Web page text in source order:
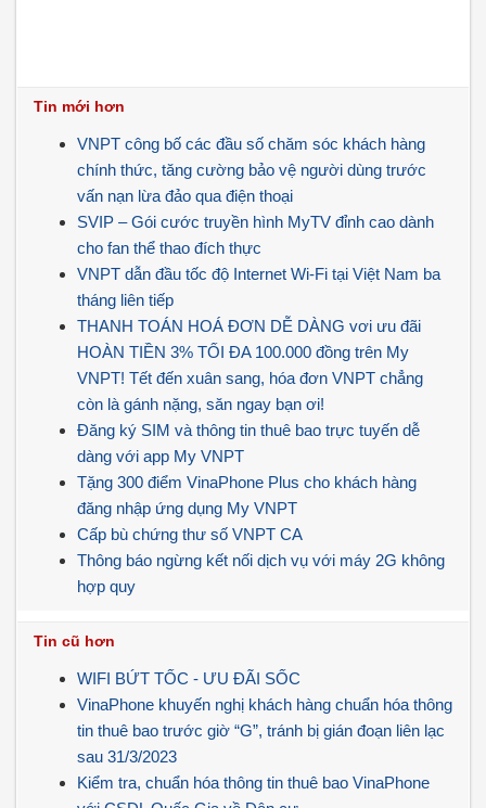
Tin mới hơn
VNPT công bố các đầu số chăm sóc khách hàng
chính thức, tăng cường bảo vệ người dùng trước
vấn nạn lừa đảo qua điện thoại
SVIP – Gói cước truyền hình MyTV đỉnh cao dành
cho fan thể thao đích thực
VNPT dẫn đầu tốc độ Internet Wi-Fi tại Việt Nam ba
tháng liên tiếp
THANH TOÁN HOÁ ĐƠN DỄ DÀNG vơi ưu đãi
HOÀN TIỀN 3% TỐI ĐA 100.000 đồng trên My
VNPT! Tết đến xuân sang, hóa đơn VNPT chẳng
còn là gánh nặng, săn ngay bạn ơi!
Đăng ký SIM và thông tin thuê bao trực tuyến dễ
dàng với app My VNPT
Tặng 300 điểm VinaPhone Plus cho khách hàng
đăng nhập ứng dụng My VNPT
Cấp bù chứng thư số VNPT CA
Thông báo ngừng kết nối dịch vụ với máy 2G không
hợp quy
Tin cũ hơn
WIFI BỨT TỐC - ƯU ĐÃI SỐC
VinaPhone khuyến nghị khách hàng chuẩn hóa thông
tin thuê bao trước giờ “G”, tránh bị gián đoạn liên lạc
sau 31/3/2023
Kiểm tra, chuẩn hóa thông tin thuê bao VinaPhone